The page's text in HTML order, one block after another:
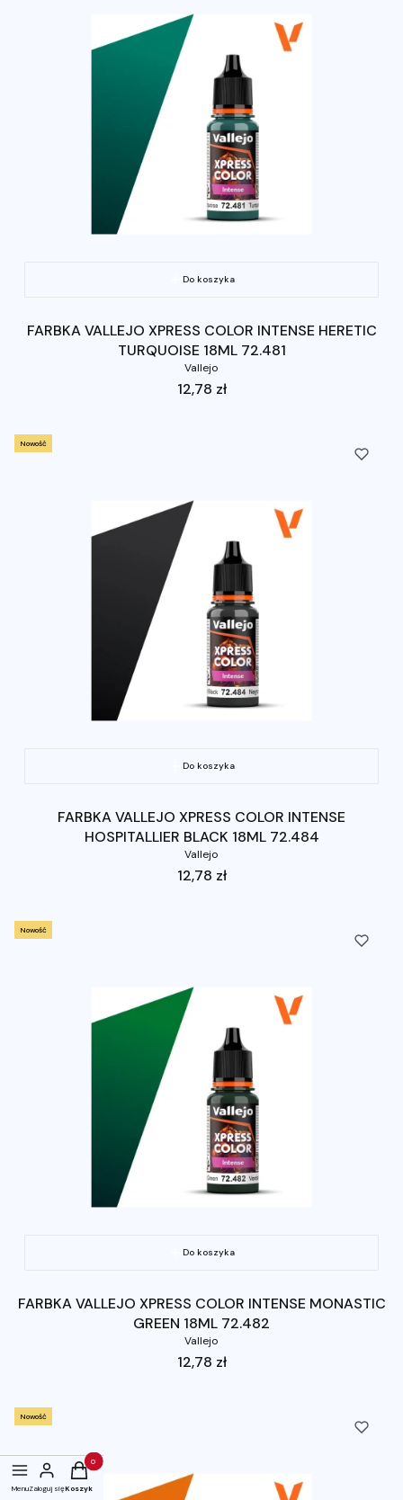
Do koszyka
FARBKA VALLEJO XPRESS COLOR INTENSE HERETIC
TURQUOISE 18ML 72.481
Vallejo
Cena
12,78 zł
Nowość
Do koszyka
FARBKA VALLEJO XPRESS COLOR INTENSE
HOSPITALLIER BLACK 18ML 72.484
Vallejo
Cena
12,78 zł
Nowość
Do koszyka
FARBKA VALLEJO XPRESS COLOR INTENSE MONASTIC
GREEN 18ML 72.482
Vallejo
Cena
12,78 zł
Nowość
MenuZaloguj się
Produkty w koszyku: 0. Zobacz szczegóły
Koszyk